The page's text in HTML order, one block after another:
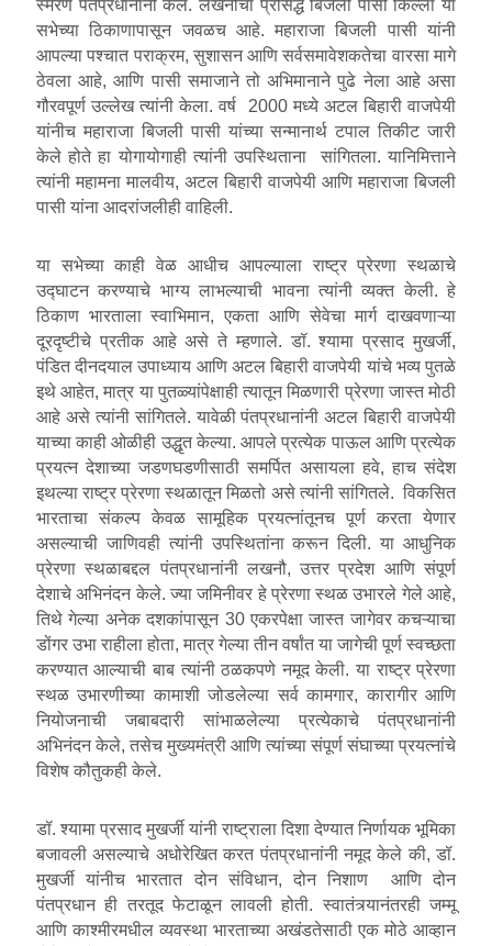
स्मरण पंतप्रधानांनी केले. लखनौचा प्रसिद्ध बिजली पासी किल्ला या
सभेच्या ठिकाणापासून जवळच आहे. महाराजा बिजली पासी यांनी
आपल्या पश्चात पराक्रम, सुशासन आणि सर्वसमावेशकतेचा वारसा मागे
ठेवला आहे, आणि पासी समाजाने तो अभिमानाने पुढे नेला आहे असा
गौरवपूर्ण उल्लेख त्यांनी केला. वर्ष 2000 मध्ये अटल बिहारी वाजपेयी
यांनीच महाराजा बिजली पासी यांच्या सन्मानार्थ टपाल तिकीट जारी
केले होते हा योगायोगाही त्यांनी उपस्थिताना सांगितला. यानिमित्ताने
त्यांनी महामना मालवीय, अटल बिहारी वाजपेयी आणि महाराजा बिजली
पासी यांना आदरांजलीही वाहिली.
या सभेच्या काही वेळ आधीच आपल्याला राष्ट्र प्रेरणा स्थळाचे
उद्घाटन करण्याचे भाग्य लाभल्याची भावना त्यांनी व्यक्त केली. हे
ठिकाण भारताला स्वाभिमान, एकता आणि सेवेचा मार्ग दाखवणाऱ्या
दूरदृष्टीचे प्रतीक आहे असे ते म्हणाले. डॉ. श्यामा प्रसाद मुखर्जी,
पंडित दीनदयाल उपाध्याय आणि अटल बिहारी वाजपेयी यांचे भव्य पुतळे
इथे आहेत, मात्र या पुतळ्यांपेक्षाही त्यातून मिळणारी प्रेरणा जास्त मोठी
आहे असे त्यांनी सांगितले. यावेळी पंतप्रधानांनी अटल बिहारी वाजपेयी
याच्या काही ओळीही उद्धृत केल्या. आपले प्रत्येक पाऊल आणि प्रत्येक
प्रयत्न देशाच्या जडणघडणीसाठी समर्पित असायला हवे, हाच संदेश
इथल्या राष्ट्र प्रेरणा स्थळातून मिळतो असे त्यांनी सांगितले. विकसित
भारताचा संकल्प केवळ सामूहिक प्रयत्नांतूनच पूर्ण करता येणार
असल्याची जाणिवही त्यांनी उपस्थितांना करून दिली. या आधुनिक
प्रेरणा स्थळाबद्दल पंतप्रधानांनी लखनौ, उत्तर प्रदेश आणि संपूर्ण
देशाचे अभिनंदन केले. ज्या जमिनीवर हे प्रेरणा स्थळ उभारले गेले आहे,
तिथे गेल्या अनेक दशकांपासून 30 एकरपेक्षा जास्त जागेवर कचऱ्याचा
डोंगर उभा राहीला होता, मात्र गेल्या तीन वर्षांत या जागेची पूर्ण स्वच्छता
करण्यात आल्याची बाब त्यांनी ठळकपणे नमूद केली. या राष्ट्र प्रेरणा
स्थळ उभारणीच्या कामाशी जोडलेल्या सर्व कामगार, कारागीर आणि
नियोजनाची जबाबदारी सांभाळलेल्या प्रत्येकाचे पंतप्रधानांनी
अभिनंदन केले, तसेच मुख्यमंत्री आणि त्यांच्या संपूर्ण संघाच्या प्रयत्नांचे
विशेष कौतुकही केले.
डॉ. श्यामा प्रसाद मुखर्जी यांनी राष्ट्राला दिशा देण्यात निर्णायक भूमिका
बजावली असल्याचे अधोरेखित करत पंतप्रधानांनी नमूद केले की, डॉ.
मुखर्जी यांनीच भारतात दोन संविधान, दोन निशाण आणि दोन
पंतप्रधान ही तरतूद फेटाळून लावली होती. स्वातंत्र्यानंतरही जम्मू
आणि काश्मीरमधील व्यवस्था भारताच्या अखंडतेसाठी एक मोठे आव्हान